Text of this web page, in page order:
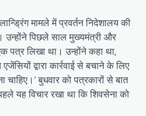
मामले में प्रवर्तन निदेशालय की
उन्होंने पिछले साल मुख्यमंत्री और
पत्र लिखा था। उन्होंने कहा था,
द्वारा कार्रवाई से बचाने के लिए
बुधवार को पत्रकारों से बात
यह विचार रखा था कि शिवसेना को